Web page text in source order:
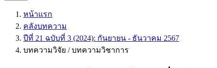
หน้าแรก
คลังบทความ
ปีที่ 21 ฉบับที่ 3 (2024): กันยายน - ธันวาคม 2567
บทความวิจัย / บทความวิชาการ